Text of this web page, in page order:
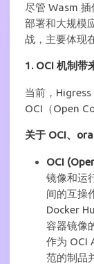
尽管 Wasm
部署和大规模
战，主要体现
1. OCI 机制带
当前，
OCI（Open
关于 OCI、
OCI
镜像和运
间的互操
Docker
容器镜像
作为 OCI
范的制品